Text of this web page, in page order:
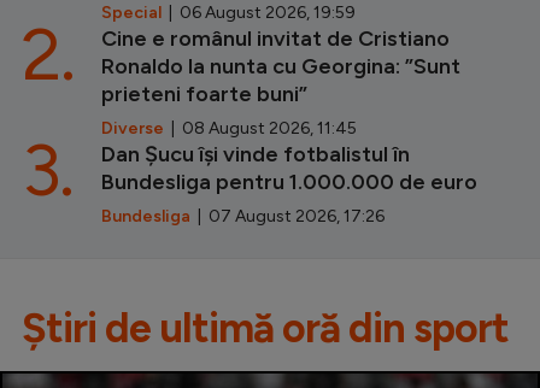
Special | 06 August 2026, 19:59
Cine e românul invitat de Cristiano
Ronaldo la nunta cu Georgina: ”Sunt
prieteni foarte buni”
Diverse | 08 August 2026, 11:45
2.
Dan Șucu își vinde fotbalistul în
Bundesliga pentru 1.000.000 de euro
Bundesliga | 07 August 2026, 17:26
3.
Știri de ultimă oră din sport